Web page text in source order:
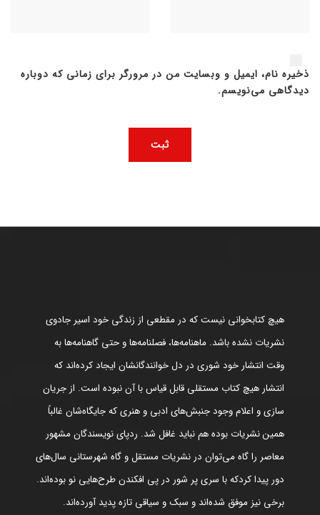
ذخیره نام، ایمیل و وبسایت من در مرورگر برای زمانی که دوباره
دیدگاهی می‌نویسم.
هیچ کتابخوانی نیست که در مقطعی از زندگی خود اسیر جادوی
نشریات نشده باشد. ماهنامه‌ها، فصلنامه‌ها و حتی گاهنامه‌ها به
وقت انتشار خود شوری در دل خوانندگانشان ایجاد کرده‌اند که
انتشار هیچ کتاب مستقلی قابل قیاس با آن نبوده است. از جریان
سازی و اعلام وجود جنبش‌های ادبی و هنری که جایگاه‌شان غالباً
همین نشریات بوده هم نباید غافل شد. ردپای نویسندگان مشهور
معاصر را گاه می‌توان در نشریات مستقل و گاه شهرستانی سال‌های
دور پیدا کردکه با سری پر شور در پی افکندن طرح‌هایی نو بوده‌اند.
برخی نیز موفق شده‌اند و سبک و سیاقی تازه پدید آورده‌اند.